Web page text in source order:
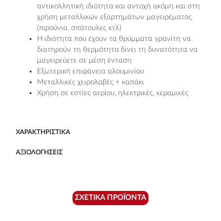
αντικολλητική ιδιότητα και αντοχή ακόμη και στη
χρήση μεταλλικών εξαρτημάτων μαγειρέματος
(πιρούνια, σπάτουλες κτλ)
Η ιδιότητα που έχουν τα θρύμματα γρανίτη να
διατηρούν τη θερμότητα δίνει τη δυνατότητα να
μαγειρεύετε σε μέση ένταση
Εξωτερική επιφάνεια αλουμινίου
Μεταλλικές χειρολαβές + καπάκι
Χρήση σε εστίες αερίου, ηλεκτρικές, κεραμικές
ΧΑΡΑΚΤΗΡΙΣΤΙΚΆ
ΑΞΙΟΛΟΓΉΣΕΙΣ
ΣΧΕΤΙΚΆ ΠΡΟΪΌΝΤΑ